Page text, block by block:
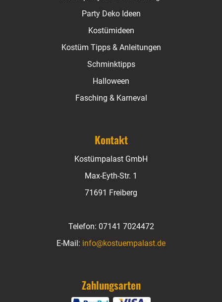
Party Deko Ideen
Kostümideen
Kostüm Tipps & Anleitungen
Schminktipps
Halloween
Fasching & Karneval
Kontakt
Kostümpalast GmbH
Max-Eyth-Str. 1
71691 Freiberg
Telefon: 07141 7024472
E-Mail: info@kostuempalast.de
Zahlungsarten